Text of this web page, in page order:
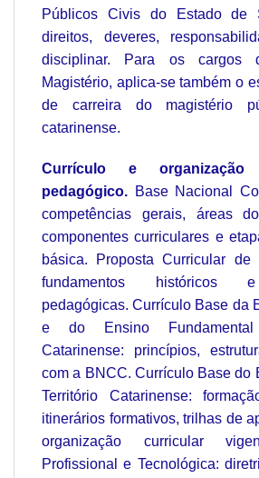
Públicos Civis do Estado de
direitos, deveres,
disciplinar. Para os cargos
Magistério, aplica-se também o
de carreira do magistério
catarinense.
Currículo e
pedagógico. Base Nacional
competências gerais, áreas
componentes curriculares e
básica. Proposta Curricular de
fundamentos históricos
pedagógicas. Currículo Base da
e do Ensino
Catarinense: princípios,
com a BNCC. Currículo Base do
Território Catarinense:
itinerários formativos, trilhas de
organização curricular
Profissional e Tecnológica: